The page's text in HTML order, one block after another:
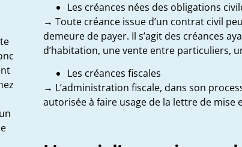
Les créances nées des obligations
→ Toute créance issue d’un contrat civil
demeure de payer. Il s’agit des créances
d’habitation, une vente entre particuliers,
Les créances fiscales
→ L’administration fiscale, dans son
autorisée à faire usage de la lettre de mise